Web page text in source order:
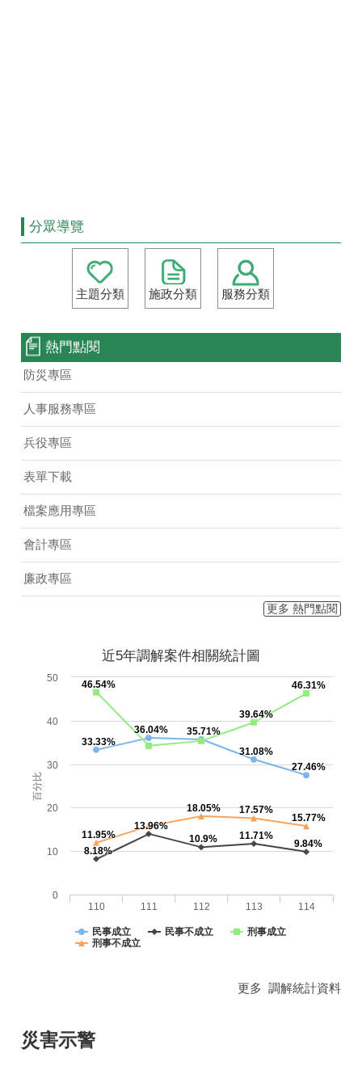
分眾導覽
主題分類 施政分類 服務分類
熱門點閱
防災專區
人事服務專區
兵役專區
表單下載
檔案應用專區
會計專區
廉政專區
更多 熱門點閱
百分比
近5年調解案件相關統計圖
33.33%
36.04%
35.71%
31.08%
27.46%
8.18%
13.96%
10.9%
11.71%
9.84%
46.54%
39.64%
46.31%
11.95%
18.05% 17.57%
15.77%
民事成立 民事不成立
刑事成立
刑事不成立
110 111 112 113 114
0
10
20
30
40
50
更多 調解統計資料
災害示警